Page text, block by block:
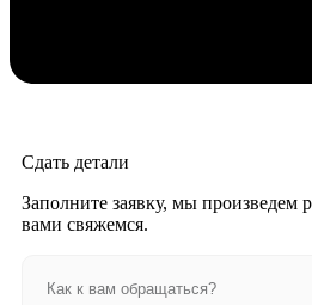
Сдать детали
Заполните заявку, мы произведем
вами свяжемся.